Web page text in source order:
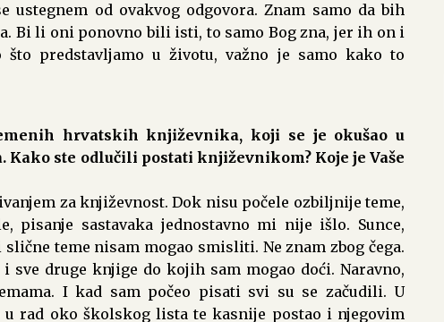
ustegnem od ovakvog odgovora. Znam samo da bih
Bi li oni ponovno bili isti, to samo Bog zna, jer ih on i
što predstavljamo u životu, važno je samo kako to
hrvatskih književnika, koji se je okušao u
ste odlučili postati književnikom? Koje je Vaše
za književnost. Dok nisu počele ozbiljnije teme,
pisanje sastavaka jednostavno mi nije išlo. Sunce,
teme nisam mogao smisliti. Ne znam zbog čega.
sve druge knjige do kojih sam mogao doći. Naravno,
I kad sam počeo pisati svi su se začudili. U
rad oko školskog lista te kasnije postao i njegovim